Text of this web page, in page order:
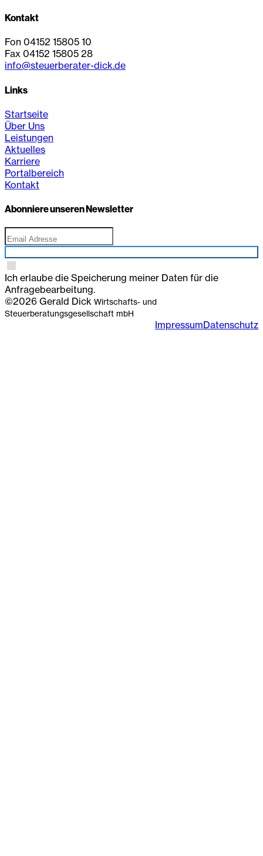
Kontakt
Fon 04152 15805 10
Fax 04152 15805 28
info@steuerberater-dick.de
Links
Startseite
Über Uns
Leistungen
Aktuelles
Karriere
Portalbereich
Kontakt
Abonniere unseren Newsletter
Ich erlaube die Speicherung meiner Daten für die
Anfragebearbeitung.
©2026 Gerald Dick Wirtschafts- und
Steuerberatungsgesellschaft mbH
ImpressumDatenschutz